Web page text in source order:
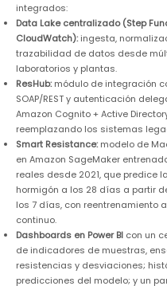
integrados:
Data Lake centralizado (Step
CloudWatch):ingesta,
trazabilidad de datos desde
laboratorios y plantas.
ResHub:módulo de integración
SOAP/REST y autenticación
Amazon Cognito + Active
reemplazando los sistemas
Smart Resistance:modelo de
en Amazon SageMaker
reales desde 2021, que predice
hormigón a los 28 días a partir
los 7 días, con reentrenamiento
continuo.
Dashboards en Power BI con un
de indicadores de muestras,
resistencias y desviaciones;
predicciones del modelo; y un